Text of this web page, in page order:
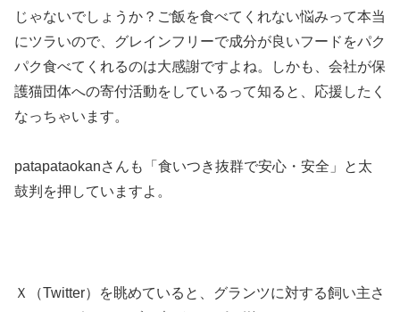
じゃないでしょうか？ご飯を食べてくれない悩みって本当
にツラいので、グレインフリーで成分が良いフードをパク
パク食べてくれるのは大感謝ですよね。しかも、会社が保
護猫団体への寄付活動をしているって知ると、応援したく
なっちゃいます。
patapataokanさんも「食いつき抜群で安心・安全」と太
鼓判を押していますよ。
Ｘ（Twitter）を眺めていると、グランツに対する飼い主さ